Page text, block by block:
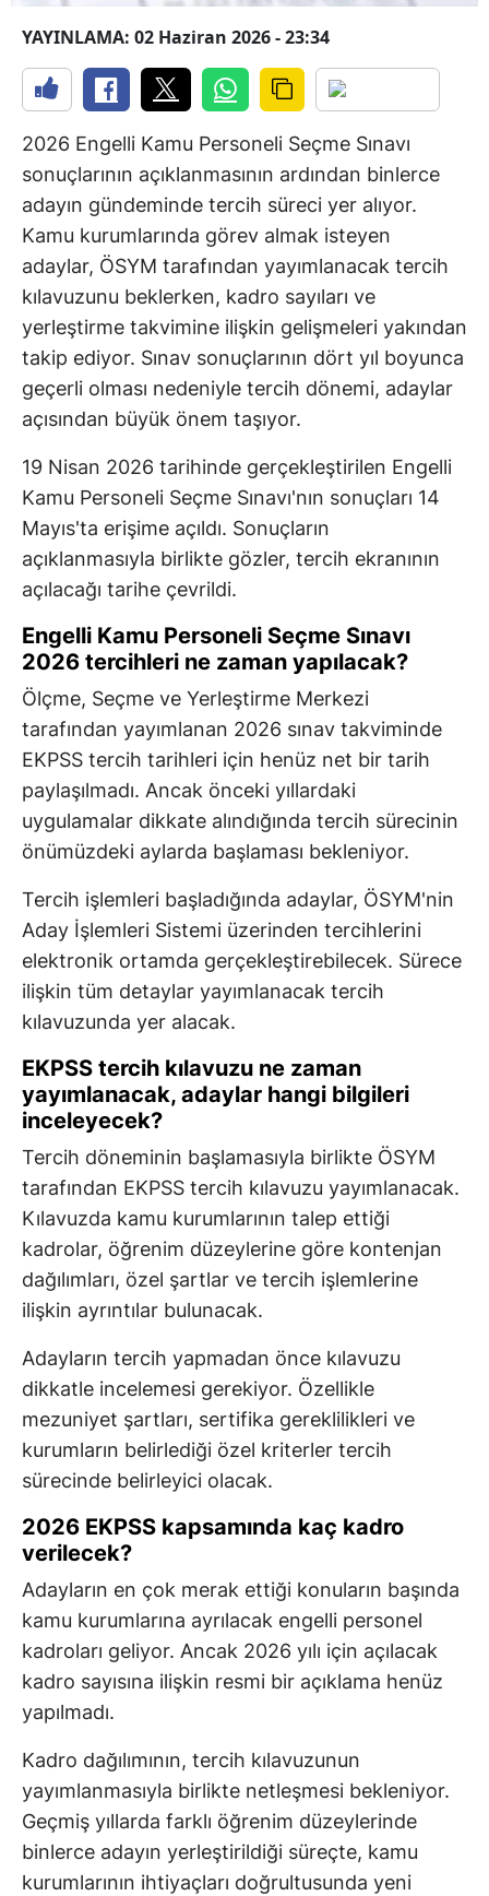
YAYINLAMA: 02 Haziran 2026 - 23:34
2026 Engelli Kamu Personeli Seçme Sınavı
sonuçlarının açıklanmasının ardından binlerce
adayın gündeminde tercih süreci yer alıyor.
Kamu kurumlarında görev almak isteyen
adaylar, ÖSYM tarafından yayımlanacak tercih
kılavuzunu beklerken, kadro sayıları ve
yerleştirme takvimine ilişkin gelişmeleri yakından
takip ediyor. Sınav sonuçlarının dört yıl boyunca
geçerli olması nedeniyle tercih dönemi, adaylar
açısından büyük önem taşıyor.
19 Nisan 2026 tarihinde gerçekleştirilen Engelli
Kamu Personeli Seçme Sınavı'nın sonuçları 14
Mayıs'ta erişime açıldı. Sonuçların
açıklanmasıyla birlikte gözler, tercih ekranının
açılacağı tarihe çevrildi.
Engelli Kamu Personeli Seçme Sınavı
2026 tercihleri ne zaman yapılacak?
Ölçme, Seçme ve Yerleştirme Merkezi
tarafından yayımlanan 2026 sınav takviminde
EKPSS tercih tarihleri için henüz net bir tarih
paylaşılmadı. Ancak önceki yıllardaki
uygulamalar dikkate alındığında tercih sürecinin
önümüzdeki aylarda başlaması bekleniyor.
Tercih işlemleri başladığında adaylar, ÖSYM'nin
Aday İşlemleri Sistemi üzerinden tercihlerini
elektronik ortamda gerçekleştirebilecek. Sürece
ilişkin tüm detaylar yayımlanacak tercih
kılavuzunda yer alacak.
EKPSS tercih kılavuzu ne zaman
yayımlanacak, adaylar hangi bilgileri
inceleyecek?
Tercih döneminin başlamasıyla birlikte ÖSYM
tarafından EKPSS tercih kılavuzu yayımlanacak.
Kılavuzda kamu kurumlarının talep ettiği
kadrolar, öğrenim düzeylerine göre kontenjan
dağılımları, özel şartlar ve tercih işlemlerine
ilişkin ayrıntılar bulunacak.
Adayların tercih yapmadan önce kılavuzu
dikkatle incelemesi gerekiyor. Özellikle
mezuniyet şartları, sertifika gereklilikleri ve
kurumların belirlediği özel kriterler tercih
sürecinde belirleyici olacak.
2026 EKPSS kapsamında kaç kadro
verilecek?
Adayların en çok merak ettiği konuların başında
kamu kurumlarına ayrılacak engelli personel
kadroları geliyor. Ancak 2026 yılı için açılacak
kadro sayısına ilişkin resmi bir açıklama henüz
yapılmadı.
Kadro dağılımının, tercih kılavuzunun
yayımlanmasıyla birlikte netleşmesi bekleniyor.
Geçmiş yıllarda farklı öğrenim düzeylerinde
binlerce adayın yerleştirildiği süreçte, kamu
kurumlarının ihtiyaçları doğrultusunda yeni